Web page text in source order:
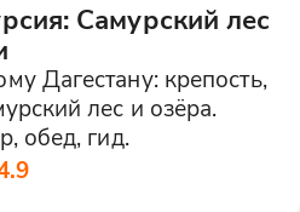
Самурский лес
Дагестану: крепость,
лес и озёра.
обед, гид.